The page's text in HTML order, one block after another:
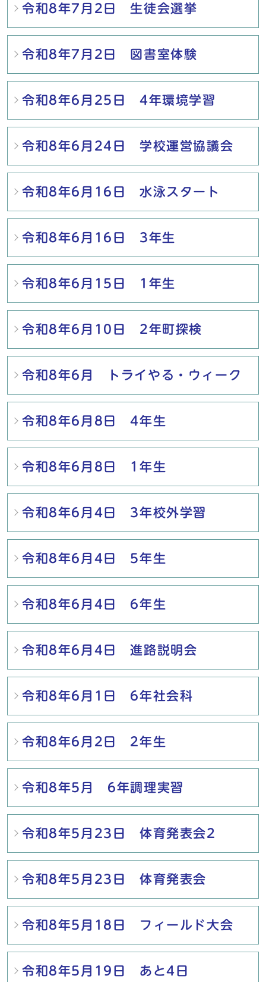
令和8年7月2日 生徒会選挙
令和8年7月2日 図書室体験
令和8年6月25日 4年環境学習
令和8年6月24日 学校運営協議会
令和8年6月16日 水泳スタート
令和8年6月16日 3年生
令和8年6月15日 1年生
令和8年6月10日 2年町探検
令和8年6月 トライやる・ウィーク
令和8年6月8日 4年生
令和8年6月8日 1年生
令和8年6月4日 3年校外学習
令和8年6月4日 5年生
令和8年6月4日 6年生
令和8年6月4日 進路説明会
令和8年6月1日 6年社会科
令和8年6月2日 2年生
令和8年5月 6年調理実習
令和8年5月23日 体育発表会2
令和8年5月23日 体育発表会
令和8年5月18日 フィールド大会
令和8年5月19日 あと4日